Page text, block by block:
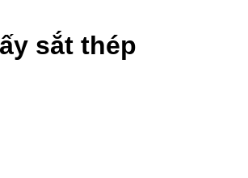
sắt thép